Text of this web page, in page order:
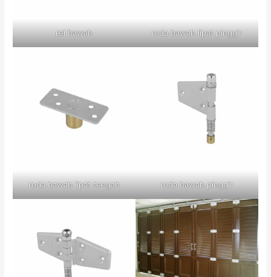
rel bawah roda bawah lipat pinggir
roda bawah lipat tengah roda bawah pinggir